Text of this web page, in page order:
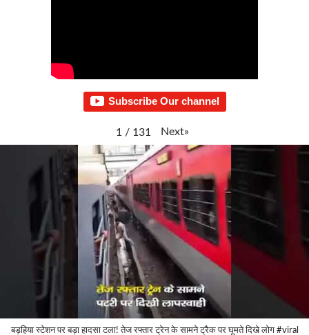
Subscribe Our channel
1 / 131 Next»
बड़हिया स्टेशन पर बड़ा हादसा टला! तेज रफ्तार ट्रेन के सामने ट्रैक पर घूमते दिखे लोग #viral